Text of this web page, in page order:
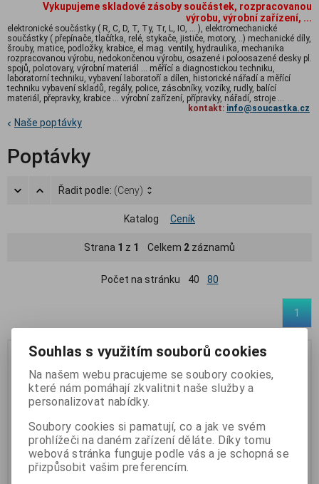
Vykupujeme skladové zásoby součástek, rozpracovanou
výrobu, výrobní zařízení, ...
elektronické součástky ( R, C, D, T, Ty, Tr, L, IO, ... ), elektromechanické
součástky ( přepínače, tlačítka, relé, stykače, jističe, motory, ..) mechanické díly,
šrouby, matice, podložky, krabice, el.mag. ventily, hydraulika, mechanika
rozpracovanou výrobu, nedokončenou výrobu, osazené i poloosazené desky pl.
spojů, polotovary, výrobní materiál ... měřící a diagnostickou techniku,
laboratorní techniku, vybavení laboratoří a dílen, historické nářadí a měřící
techniku vybavení skladů, regály, police, zásobníky, vozíky, rudly, balící
materiál, přepravky, krabice ... výrobní zařízení, přípravky, nářadí, stroje ...
kontakt: info@soucastka.cz
Naše poptávky
Poptávky
Řadit podle: (Ceny)
Katalog Ceník
Strana 1 z 1 Celkem 2 záznamů
Počet na stránku 40 80
1
Souhlas s využitím souborů cookies
Na našem webu pracujeme se soubory cookies,
které nám pomáhají zkvalitnit naše služby a
personalizovat nabídky.
Soubory cookies si pamatují, co a jak ve svém
prohlížeči na daném zařízení děláte. Díky tomu
webová stránka funguje podle vás a je schopná se
přizpůsobit vašim preferencím.